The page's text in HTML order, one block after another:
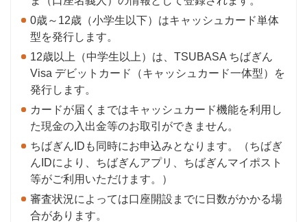
0歳～12歳（小学生以下）はキャッシュカード単体
型を発行します。
12歳以上（中学生以上）は、TSUBASA ちばぎん
Visa デビットカード（キャッシュカード一体型）を
発行します。
カードが届くまではキャッシュカード機能を利用し
た現金の入出金等のお取引ができません。
ちばぎんIDも同時にお申込みとなります。（ちばぎ
んIDにより、ちばぎんアプリ、ちばぎんマイポスト
等がご利用いただけます。）
審査状況によっては口座開設までに日数がかかる場
合があります。